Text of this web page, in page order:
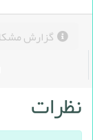
گزارش
نظرات